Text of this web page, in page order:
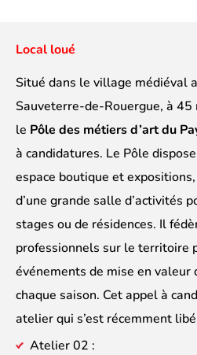
Local loué
Situé dans le village médiéval
Sauveterre-de-Rouergue, à 45
le Pôle des métiers d’art du
à candidatures. Le Pôle
espace boutique et
d’une grande salle d’activités
stages ou de résidences. Il
professionnels sur le territoire
événements de mise en valeur
chaque saison. Cet appel à
atelier qui s’est récemment
Atelier 02 :